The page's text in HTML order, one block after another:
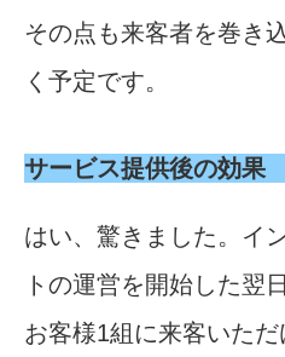
その点も来客者を巻き
く予定です。
サービス提供後の効果
はい、驚きました。イ
トの運営を開始した翌
お客様1組に来客いた